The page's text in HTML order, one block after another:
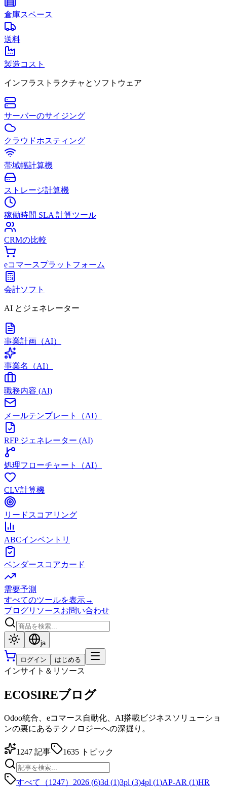
倉庫スペース
送料
製造コスト
インフラストラクチャとソフトウェア
サーバーのサイジング
クラウドホスティング
帯域幅計算機
ストレージ計算機
稼働時間 SLA 計算ツール
CRMの比較
eコマースプラットフォーム
会計ソフト
AI とジェネレーター
事業計画（AI）
事業名（AI）
職務内容 (AI)
メールテンプレート（AI）
RFP ジェネレーター (AI)
処理フローチャート（AI）
CLV計算機
リードスコアリング
ABCインベントリ
ベンダースコアカード
需要予測
すべてのツールを表示→
ブログリソースお問い合わせ
ja
ログイン はじめる
インサイト＆リソース
ECOSIREブログ
Odoo統合、eコマース自動化、AI搭載ビジネスソリューショ
ンの裏にあるテクノロジーへの深掘り。
1247 記事 1635 トピック
すべて（1247） 2026 (6)3d (1)3pl (3)4pl (1)AP-AR (1)HR